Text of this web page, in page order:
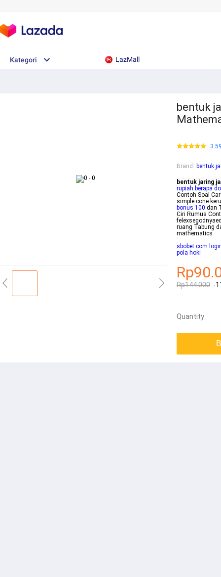
Kategori LazMall
bentuk
Brand : bentuk
bentuk jaring
rupiah berapa
Contoh Soal
simple cone
bonus 100 dan
Ciri Rumus
ruang Tabung
mathematics
sbobet com
pola hoki
Rp144.000 -
Quantity